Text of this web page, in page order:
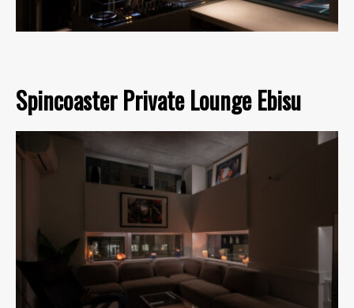
Spincoaster Private Lounge Ebisu